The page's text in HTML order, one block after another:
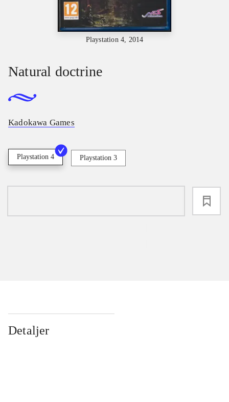
Playstation 4, 2014
Natural doctrine
Kadokawa Games
Playstation 4 Playstation 3
Detaljer